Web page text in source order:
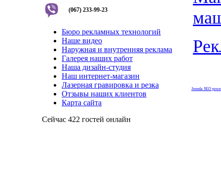
(067) 233-99-23
Бюро рекламных технологий
Наше видео
Наружная и внутренняя реклама
Галерея наших работ
Наша дизайн-студия
Наш интернет-магазин
Лазерная гравировка и резка
Отзывы наших клиентов
Карта сайта
Сейчас 422 гостей онлайн
Joomla SEO